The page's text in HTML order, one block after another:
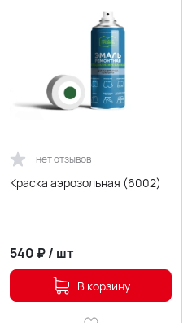
нет отзывов
Краска аэрозольная (6002)
540 ₽/ шт
В корзину